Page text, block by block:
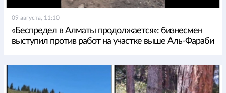
09 августа, 11:10
«Беспредел в Алматы продолжается»: бизнесмен
выступил против работ на участке выше Аль-Фараби